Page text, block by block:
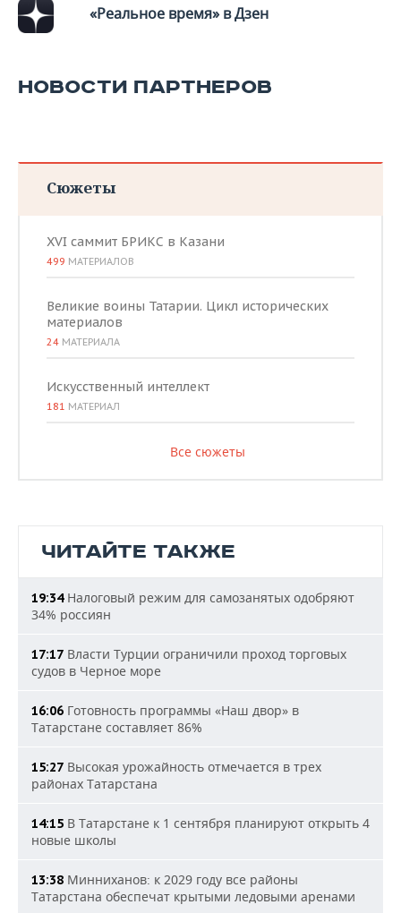
«Реальное время» в Дзен
НОВОСТИ ПАРТНЕРОВ
Сюжеты
XVI саммит БРИКС в Казани
499 МАТЕРИАЛОВ
Великие воины Татарии. Цикл исторических
материалов
24 МАТЕРИАЛА
Искусственный интеллект
181 МАТЕРИАЛ
Все сюжеты
ЧИТАЙТЕ ТАКЖЕ
19:34Налоговый режим для самозанятых одобряют
34% россиян
17:17 Власти Турции ограничили проход торговых
судов в Черное море
16:06 Готовность программы «Наш двор» в
Татарстане составляет 86%
15:27 Высокая урожайность отмечается в трех
районах Татарстана
14:15 В Татарстане к 1 сентября планируют открыть 4
новые школы
13:38 Минниханов: к 2029 году все районы
Татарстана обеспечат крытыми ледовыми аренами